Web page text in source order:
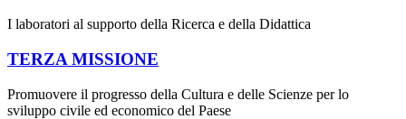
I laboratori al supporto della Ricerca e della Didattica
TERZA MISSIONE
Promuovere il progresso della Cultura e delle Scienze per lo
sviluppo civile ed economico del Paese